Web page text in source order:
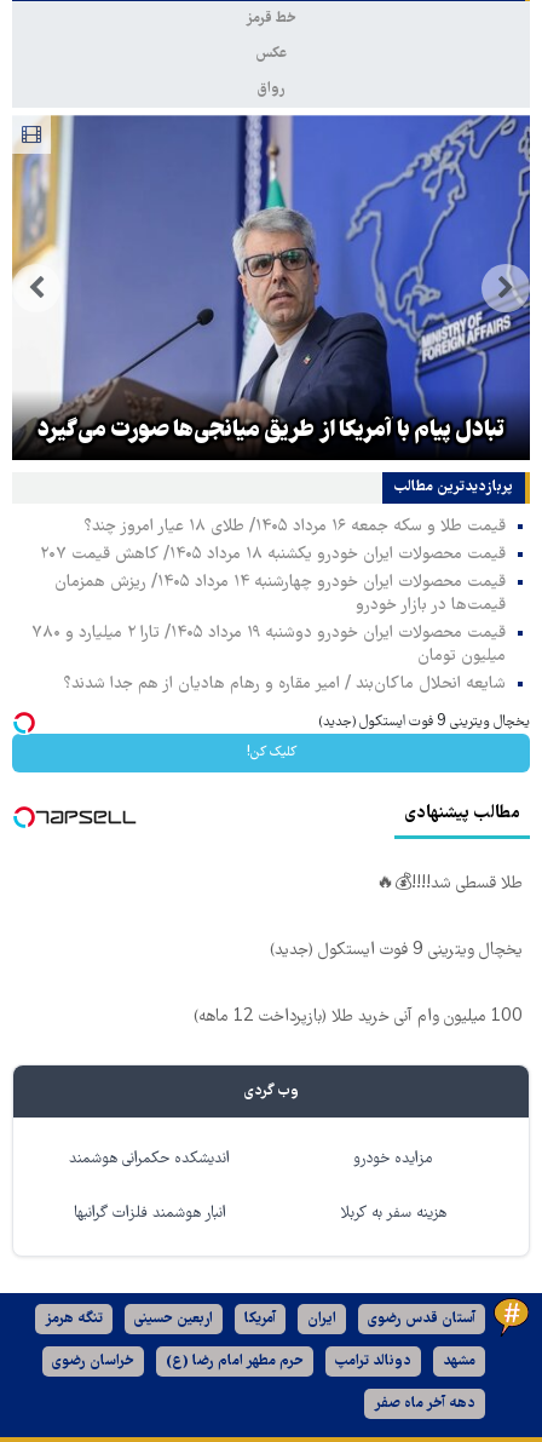
خط قرمز
عکس
رواق
تبادل پیام با آمریکا از طریق میانجی‌ها صورت می‌گیرد
پربازدیدترین‌ مطالب
قیمت طلا و سکه جمعه ۱۶ مرداد ۱۴۰۵/ طلای ۱۸ عیار امروز چند؟
قیمت محصولات ایران خودرو یکشنبه ۱۸ مرداد ۱۴۰۵/ کاهش قیمت ۲۰۷
قیمت محصولات ایران خودرو چهارشنبه ۱۴ مرداد ۱۴۰۵/ ریزش همزمان
قیمت‌ها در بازار خودرو
قیمت محصولات ایران خودرو دوشنبه ۱۹ مرداد ۱۴۰۵/ تارا ۲ میلیارد و ۷۸۰
میلیون تومان
شایعه انحلال ماکان‌بند / امیر مقاره و رهام هادیان از هم جدا شدند؟
یخچال ویترینی 9 فوت ایستکول (جدید)
کلیک کن!
مطالب پیشنهادی
طلا قسطی شد!!!!💰🔥
یخچال ویترینی 9 فوت ایستکول (جدید)
100 میلیون وام آنی خرید طلا (بازپرداخت 12 ماهه)
وب گردی
مزایده خودرو اندیشکده حکمرانی هوشمند
هزینه سفر به کربلا انبار هوشمند فلزات گرانبها
آستان قدس رضوی ایران آمریکا اربعین حسینی تنگه هرمز
مشهد دونالد ترامپ حرم مطهر امام رضا (ع) خراسان رضوی
دهه آخر ماه صفر